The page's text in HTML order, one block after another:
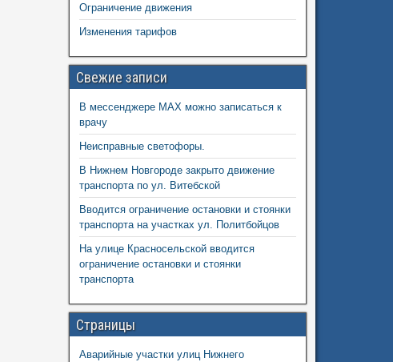
Ограничение движения
Изменения тарифов
Свежие записи
В мессенджере MAX можно записаться к
врачу
Неисправные светофоры.
В Нижнем Новгороде закрыто движение
транспорта по ул. Витебской
Вводится ограничение остановки и стоянки
транспорта на участках ул. Политбойцов
На улице Красносельской вводится
ограничение остановки и стоянки
транспорта
Страницы
Аварийные участки улиц Нижнего